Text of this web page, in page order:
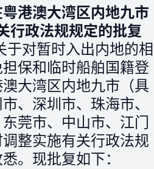
港澳大湾区内地九市
行政法规规定的批复
于对暂时入出内地的相
保和临时船舶国籍登
大湾区内地九市（具
、深圳市、珠海市、
莞市、中山市、江门
整实施有关行政法规
。现批复如下：